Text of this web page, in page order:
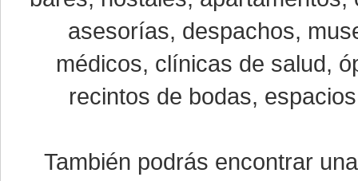
asesorías, despachos,
médicos, clínicas de salud,
recintos de bodas,
También podrás encontrar